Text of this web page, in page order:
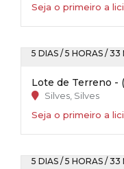
Seja o primeiro a
5 DIAS / 5 HORAS / 33
Lote de Terreno -
Silves, Silves
Seja o primeiro a
5 DIAS / 5 HORAS / 33